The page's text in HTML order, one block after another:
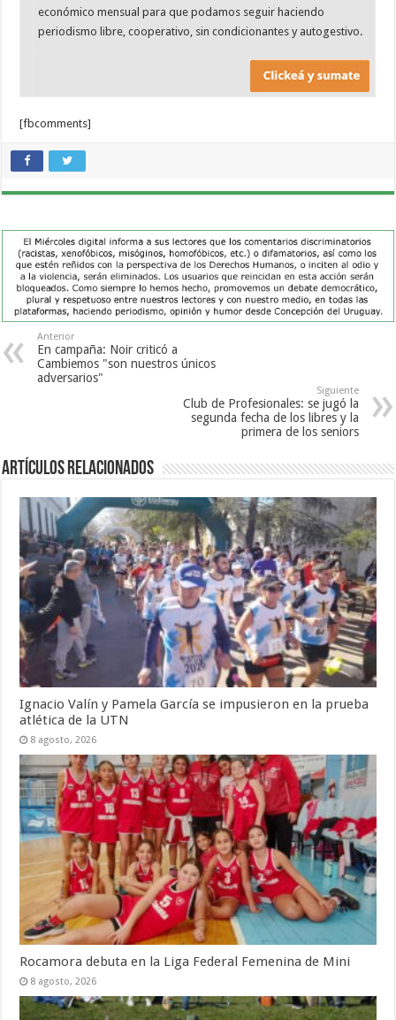
económico mensual para que podamos seguir haciendo
periodismo libre, cooperativo, sin condicionantes y autogestivo.
[fbcomments]
Anterior
En campaña: Noir criticó a
Cambiemos "son nuestros únicos
adversarios"
Siguiente
Club de Profesionales: se jugó la
segunda fecha de los libres y la
primera de los seniors
Artículos Relacionados
Ignacio Valín y Pamela García se impusieron en la prueba
atlética de la UTN
8 agosto, 2026
Rocamora debuta en la Liga Federal Femenina de Mini
8 agosto, 2026